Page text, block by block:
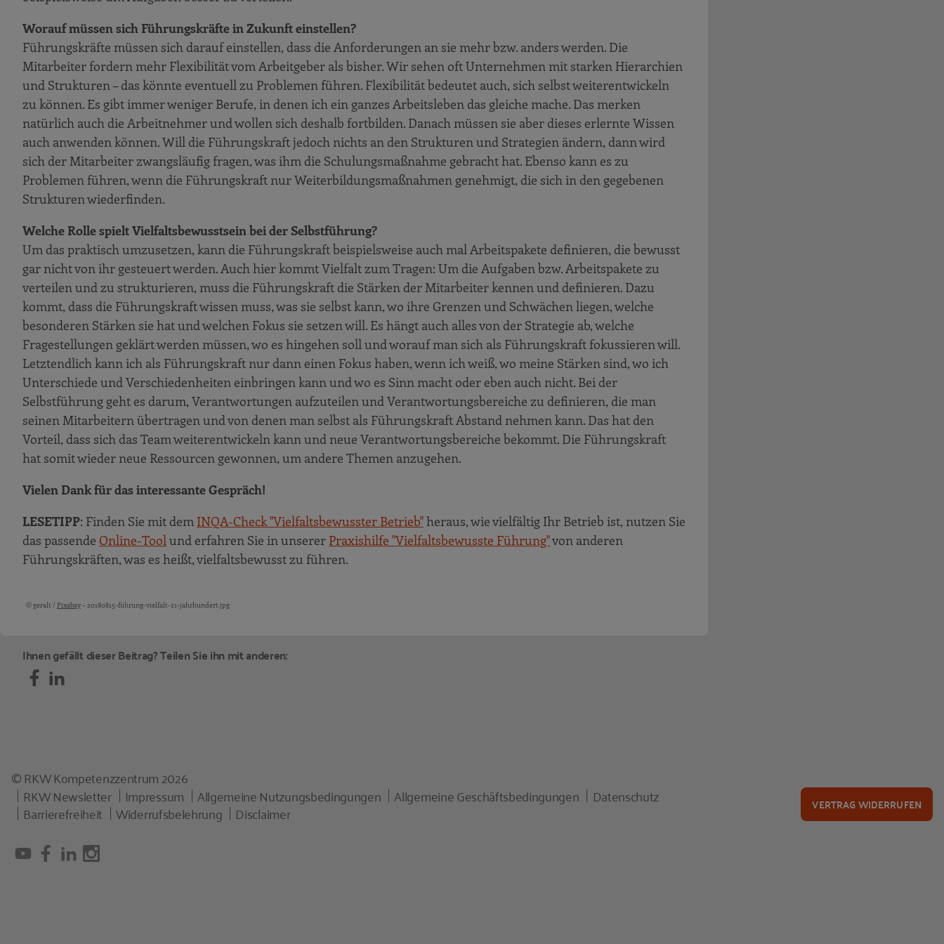
Worauf müssen sich Führungskräfte in Zukunft einstellen?
Führungskräfte müssen sich darauf einstellen, dass die Anforderungen an sie mehr bzw. anders werden. Die
Mitarbeiter fordern mehr Flexibilität vom Arbeitgeber als bisher. Wir sehen oft Unternehmen mit starken Hierarchien
und Strukturen – das könnte eventuell zu Problemen führen. Flexibilität bedeutet auch, sich selbst weiterentwickeln
zu können. Es gibt immer weniger Berufe, in denen ich ein ganzes Arbeitsleben das gleiche mache. Das merken
natürlich auch die Arbeitnehmer und wollen sich deshalb fortbilden. Danach müssen sie aber dieses erlernte Wissen
auch anwenden können. Will die Führungskraft jedoch nichts an den Strukturen und Strategien ändern, dann wird
sich der Mitarbeiter zwangsläufig fragen, was ihm die Schulungsmaßnahme gebracht hat. Ebenso kann es zu
Problemen führen, wenn die Führungskraft nur Weiterbildungsmaßnahmen genehmigt, die sich in den gegebenen
Strukturen wiederfinden.
Welche Rolle spielt Vielfaltsbewusstsein bei der Selbstführung?
Um das praktisch umzusetzen, kann die Führungskraft beispielsweise auch mal Arbeitspakete definieren, die bewusst
gar nicht von ihr gesteuert werden. Auch hier kommt Vielfalt zum Tragen: Um die Aufgaben bzw. Arbeitspakete zu
verteilen und zu strukturieren, muss die Führungskraft die Stärken der Mitarbeiter kennen und definieren. Dazu
kommt, dass die Führungskraft wissen muss, was sie selbst kann, wo ihre Grenzen und Schwächen liegen, welche
besonderen Stärken sie hat und welchen Fokus sie setzen will. Es hängt auch alles von der Strategie ab, welche
Fragestellungen geklärt werden müssen, wo es hingehen soll und worauf man sich als Führungskraft fokussieren will.
Letztendlich kann ich als Führungskraft nur dann einen Fokus haben, wenn ich weiß, wo meine Stärken sind, wo ich
Unterschiede und Verschiedenheiten einbringen kann und wo es Sinn macht oder eben auch nicht. Bei der
Selbstführung geht es darum, Verantwortungen aufzuteilen und Verantwortungsbereiche zu definieren, die man
seinen Mitarbeitern übertragen und von denen man selbst als Führungskraft Abstand nehmen kann. Das hat den
Vorteil, dass sich das Team weiterentwickeln kann und neue Verantwortungsbereiche bekommt. Die Führungskraft
hat somit wieder neue Ressourcen gewonnen, um andere Themen anzugehen.
Vielen Dank für das interessante Gespräch!
LESETIPP: Finden Sie mit dem INQA-Check "Vielfaltsbewusster Betrieb"heraus, wie vielfältig Ihr Betrieb ist, nutzen Sie
das passende Online-Toolund erfahren Sie in unserer Praxishilfe "Vielfaltsbewusste Führung"von anderen
Führungskräften, was es heißt, vielfaltsbewusst zu führen.
Bildquellen und Copyright-Hinweise
© geralt / Pixabay– 20180815-führung-vielfalt-21-jahrhundert.jpg
Ihnen gefällt dieser Beitrag? Teilen Sie ihn mit anderen:
© RKW Kompetenzzentrum 2026
RKW Newsletter
Impressum Allgemeine Nutzungsbedingungen Allgemeine Geschäftsbedingungen Datenschutz
Barrierefreiheit Widerrufsbelehrung Disclaimer VERTRAG WIDERRUFEN